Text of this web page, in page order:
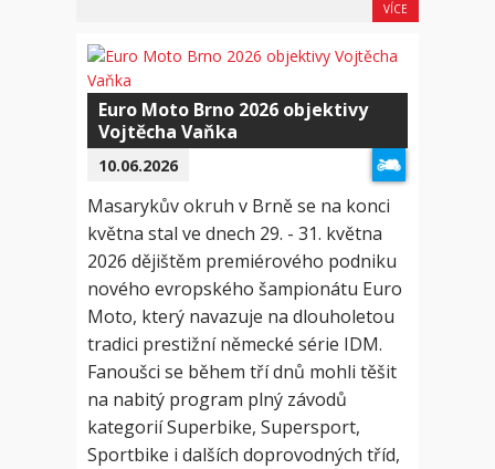
VÍCE
Euro Moto Brno 2026 objektivy
Vojtěcha Vaňka
10.06.2026
Masarykův okruh v Brně se na konci
května stal ve dnech 29. - 31. května
2026 dějištěm premiérového podniku
nového evropského šampionátu Euro
Moto, který navazuje na dlouholetou
tradici prestižní německé série IDM.
Fanoušci se během tří dnů mohli těšit
na nabitý program plný závodů
kategorií Superbike, Supersport,
Sportbike i dalších doprovodných tříd,